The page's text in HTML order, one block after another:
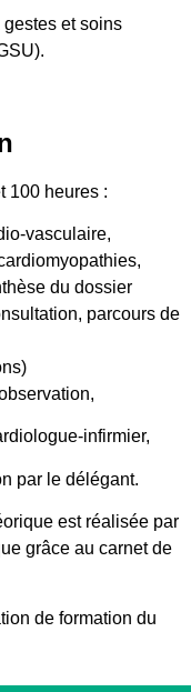
et soins
100 heures :
vasculaire,
du dossier
parcours de
infirmier,
le délégant.
est réalisée par
grâce au carnet de
de formation du